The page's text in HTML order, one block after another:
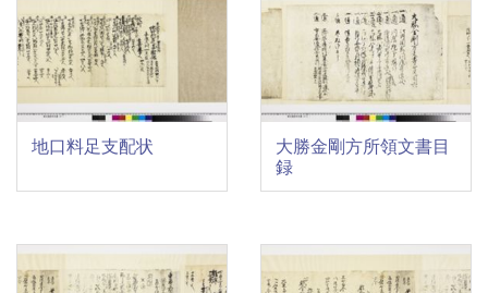
地口料足支配状
大勝金剛方所領文書目
録